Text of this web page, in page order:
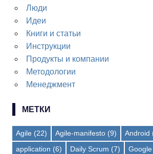
Люди
Идеи
Книги и статьи
Инструкции
Продукты и компании
Методологии
Менеджмент
МЕТКИ
Agile (22) Agile-manifesto (9) Android
application (6) Daily Scrum (7) Google